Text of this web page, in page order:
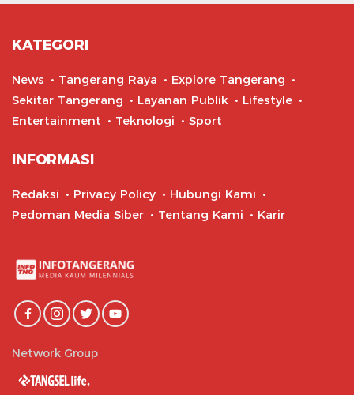
KATEGORI
News Tangerang Raya
Explore Tangerang
Sekitar Tangerang
Layanan Publik
Lifestyle
Entertainment
Teknologi Sport
INFORMASI
Redaksi Privacy Policy
Hubungi Kami
Pedoman Media Siber
Tentang Kami Karir
Network Group